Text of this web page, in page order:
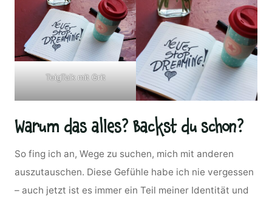
TeigTalk mit Grit
Warum das alles? Backst du schon?
So fing ich an, Wege zu suchen, mich mit anderen
auszutauschen. Diese Gefühle habe ich nie vergessen
– auch jetzt ist es immer ein Teil meiner Identität und